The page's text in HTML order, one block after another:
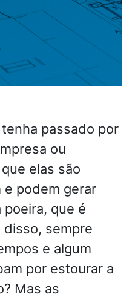
passado por
ou
elas são
e podem gerar
poeira, que é
disso, sempre
e algum
por estourar a
Mas as